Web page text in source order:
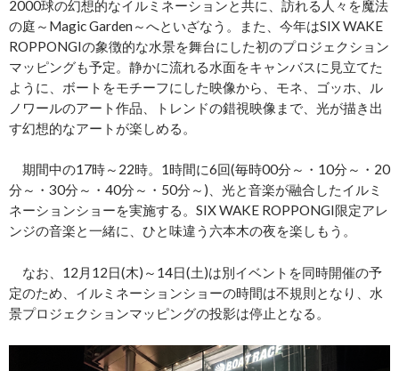
2000球の幻想的なイルミネーションと共に、訪れる人々を魔法
の庭～Magic Garden～へといざなう。また、今年はSIX WAKE
ROPPONGIの象徴的な水景を舞台にした初のプロジェクション
マッピングも予定。静かに流れる水面をキャンバスに見立てた
ように、ボートをモチーフにした映像から、モネ、ゴッホ、ル
ノワールのアート作品、トレンドの錯視映像まで、光が描き出
す幻想的なアートが楽しめる。
期間中の17時～22時。1時間に6回(毎時00分～・10分～・20
分～・30分～・40分～・50分～)、光と音楽が融合したイルミ
ネーションショーを実施する。SIX WAKE ROPPONGI限定アレ
ンジの音楽と一緒に、ひと味違う六本木の夜を楽しもう。
なお、12月12日(木)～14日(土)は別イベントを同時開催の予
定のため、イルミネーションショーの時間は不規則となり、水
景プロジェクションマッピングの投影は停止となる。